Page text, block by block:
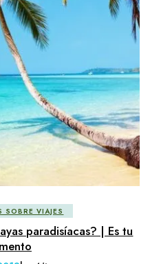
SOBRE VIAJES
paradisíacas? | Es tu